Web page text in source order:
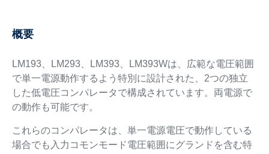
概要
LM193、LM293、LM393、LM393Wは、広範な電圧範囲
で単一電源動作するよう特別に設計された、2つの独立
した低電圧コンパレータで構成されています。両電源で
の動作も可能です。
これらのコンパレータは、単一電源電圧で動作している
場合でも入力コモンモード電圧範囲にグランドを含む特